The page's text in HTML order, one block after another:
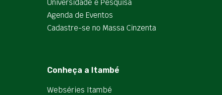
Universidade e Pesquisa
Agenda de Eventos
Cadastre-se no Massa Cinzenta
Conheça a Itambé
Webséries Itambé